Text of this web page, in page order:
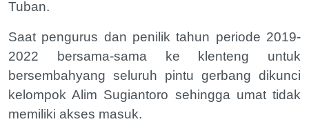
Tuban.
Saat pengurus dan penilik tahun periode 2019-
2022 bersama-sama ke klenteng untuk
bersembahyang seluruh pintu gerbang dikunci
kelompok Alim Sugiantoro sehingga umat tidak
memiliki akses masuk.